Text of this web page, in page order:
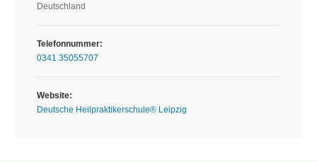
Deutschland
Telefonnummer:
0341 35055707
Website:
Deutsche Heilpraktikerschule® Leipzig